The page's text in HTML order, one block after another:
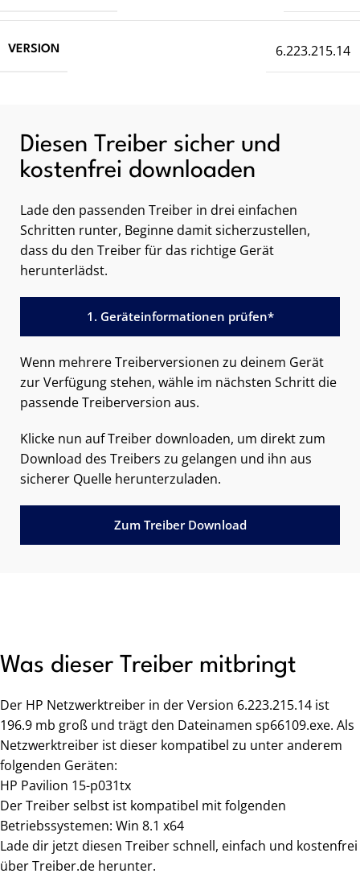
VERSION 6.223.215.14
Diesen Treiber sicher und
kostenfrei downloaden
Lade den passenden Treiber in drei einfachen
Schritten runter, Beginne damit sicherzustellen,
dass du den Treiber für das richtige Gerät
herunterlädst.
1. Geräteinformationen prüfen*
Wenn mehrere Treiberversionen zu deinem Gerät
zur Verfügung stehen, wähle im nächsten Schritt die
passende Treiberversion aus.
Klicke nun auf Treiber downloaden, um direkt zum
Download des Treibers zu gelangen und ihn aus
sicherer Quelle herunterzuladen.
Zum Treiber Download
Was dieser Treiber mitbringt
Der HP Netzwerktreiber in der Version 6.223.215.14 ist
196.9 mb groß und trägt den Dateinamen sp66109.exe. Als
Netzwerktreiber ist dieser kompatibel zu unter anderem
folgenden Geräten:
HP Pavilion 15-p031tx
Der Treiber selbst ist kompatibel mit folgenden
Betriebssystemen: Win 8.1 x64
Lade dir jetzt diesen Treiber schnell, einfach und kostenfrei
über Treiber.de herunter.